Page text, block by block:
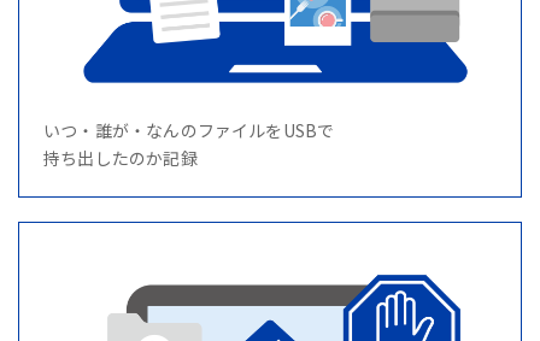
いつ・誰が・なんのファイルをUSBで
持ち出したのか記録